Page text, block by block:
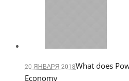
20 ЯНВАРЯ 2018What does
Economy